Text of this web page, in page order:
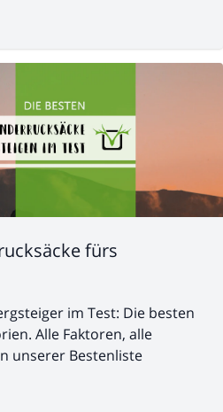
fürs
im Test: Die besten
Alle Faktoren, alle
unserer Bestenliste